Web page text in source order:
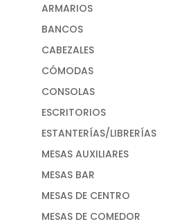
ARMARIOS
BANCOS
CABEZALES
CÓMODAS
CONSOLAS
ESCRITORIOS
ESTANTERÍAS/LIBRERÍAS
MESAS AUXILIARES
MESAS BAR
MESAS DE CENTRO
MESAS DE COMEDOR